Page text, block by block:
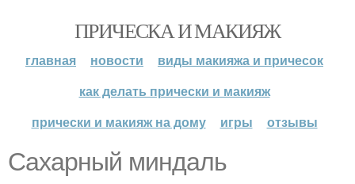
ПРИЧЕСКА И МАКИЯЖ
главная новости
виды макияжа и причесок
как делать прически и макияж
прически и макияж на дому
игры отзывы
Сахарный миндаль